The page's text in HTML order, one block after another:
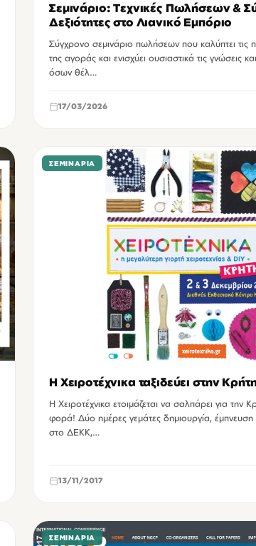
Σεμινάριο: Τεχνικές Πωλήσεων &
Δεξιότητες στο Λιανικό Εμπόριο
Σύγχρονο σεμινάριο πωλήσεων που καλύπτει τις
της αγοράς και ενισχύει ουσιαστικά τις γνώσεις
όσων θέλ…
17/03/2026
ΣΕΜΙΝΆΡΙΑ
Η Χειροτέχνικα ταξιδεύει στην
Η Χειροτέχνικα ετοιμάζεται να σαλπάρει για την
φορά! Δύο ημέρες γεμάτες δημιουργία, έμπνευση
στο ΔΕΚΚ,…
13/11/2017
ΣΕΜΙΝΆΡΙΑ